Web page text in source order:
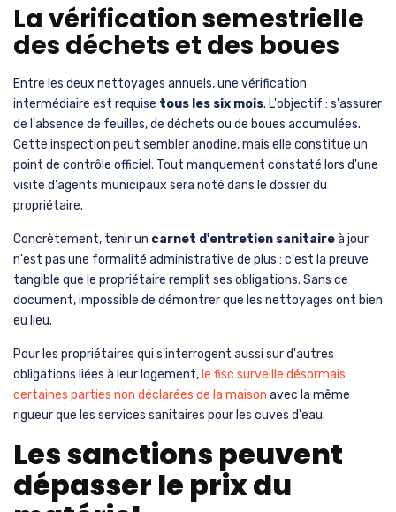
La vérification semestrielle
des déchets et des boues
Entre les deux nettoyages annuels, une vérification
intermédiaire est requise tous les six mois. L'objectif : s'assurer
de l'absence de feuilles, de déchets ou de boues accumulées.
Cette inspection peut sembler anodine, mais elle constitue un
point de contrôle officiel. Tout manquement constaté lors d'une
visite d'agents municipaux sera noté dans le dossier du
propriétaire.
Concrètement, tenir un carnet d'entretien sanitaireà jour
n'est pas une formalité administrative de plus : c'est la preuve
tangible que le propriétaire remplit ses obligations. Sans ce
document, impossible de démontrer que les nettoyages ont bien
eu lieu.
Pour les propriétaires qui s'interrogent aussi sur d'autres
obligations liées à leur logement, le fisc surveille désormais
certaines parties non déclarées de la maison avec la même
rigueur que les services sanitaires pour les cuves d'eau.
Les sanctions peuvent
dépasser le prix du